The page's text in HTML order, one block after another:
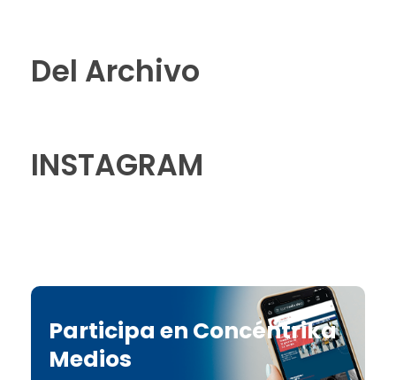
Del Archivo
INSTAGRAM
Participa en Concéntrika
Medios